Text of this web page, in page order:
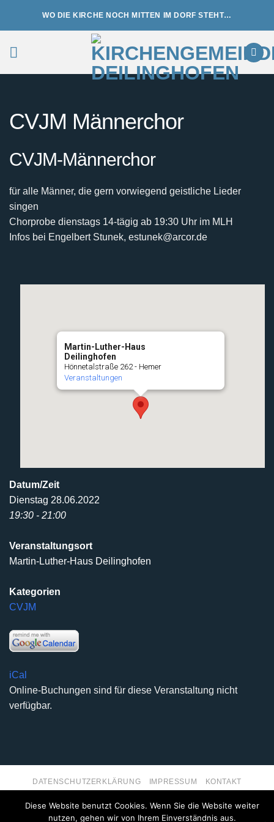
WO DIE KIRCHE NOCH MITTEN IM DORF STEHT…
CVJM Männerchor
CVJM-Männerchor
für alle Männer, die gern vorwiegend geistliche Lieder
singen
Chorprobe dienstags 14-tägig ab 19:30 Uhr im MLH
Infos bei Engelbert Stunek, estunek@arcor.de
Martin-Luther-Haus
Deilinghofen
Hönnetalstraße 262 - Hemer
Veranstaltungen
Datum/Zeit
Dienstag 28.06.2022
19:30 - 21:00
Veranstaltungsort
Martin-Luther-Haus Deilinghofen
Kategorien
CVJM
iCal
Online-Buchungen sind für diese Veranstaltung nicht
verfügbar.
DATENSCHUTZERKLÄRUNG IMPRESSUM KONTAKT
kleinzweidrei Kommunikationsdesign
Diese Website benutzt Cookies. Wenn Sie die Website weiter
nutzen, gehen wir von Ihrem Einverständnis aus.